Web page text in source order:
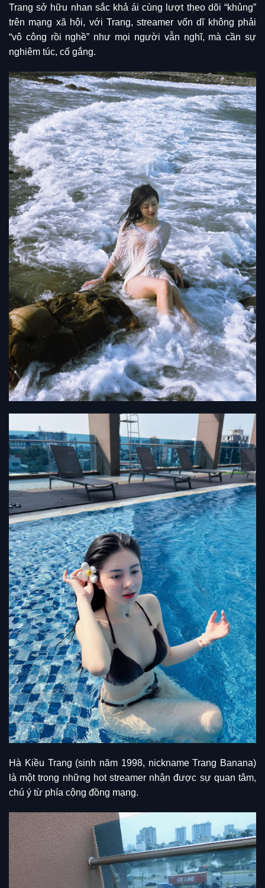
Trang sở hữu nhan sắc khả ái cùng lượt theo dõi “khủng”
trên mạng xã hội, với Trang, streamer vốn dĩ không phải
“vô công rồi nghề” như mọi người vẫn nghĩ, mà cần sự
nghiêm túc, cố gắng.
Hà Kiều Trang (sinh năm 1998, nickname Trang Banana)
là một trong những hot streamer nhận được sự quan tâm,
chú ý từ phía cộng đồng mạng.